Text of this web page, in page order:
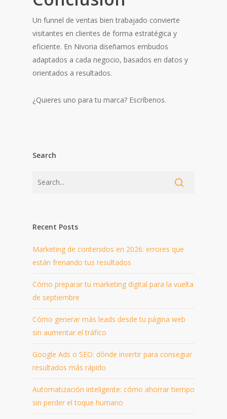
Un funnel de ventas bien trabajado convierte
visitantes en clientes de forma estratégica y
eficiente. En Nivoria diseñamos embudos
adaptados a cada negocio, basados en datos y
orientados a resultados.
¿Quieres uno para tu marca? Escríbenos.
Search
Recent Posts
Marketing de contenidos en 2026: errores que
están frenando tus resultados
Cómo preparar tu marketing digital para la vuelta
de septiembre
Cómo generar más leads desde tu página web
sin aumentar el tráfico
Google Ads o SEO: dónde invertir para conseguir
resultados más rápido
Automatización inteligente: cómo ahorrar tiempo
sin perder el toque humano